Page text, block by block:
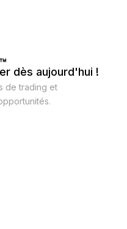
dès aujourd'hui !
de trading et